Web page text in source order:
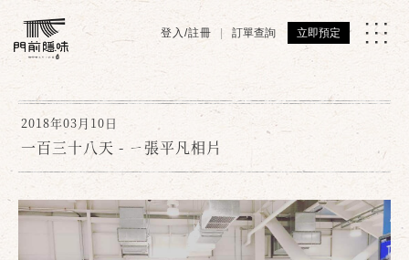
登入/註冊 訂單查詢 立即預定
2018年03月10日
一百三十八天 - ㄧ張平凡相片